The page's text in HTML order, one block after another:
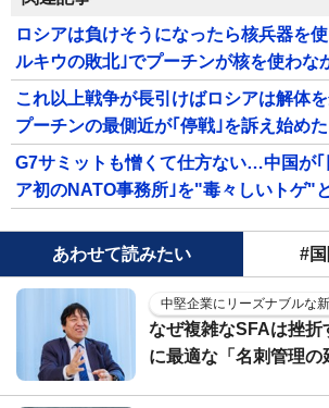
ロシアは負けそうになったら核兵器を
ルキウの敗北｣でプーチンが核を使わな
これ以上戦争が長引けばロシアは解体
プーチンの最側近が｢停戦｣を訴え始め
G7サミットも憎くて仕方ない…中国が｢
ア初のNATO事務所｣を"毒々しいトゲ"
あわせて読みたい #
中堅企業にリーズナブルな
なぜ複雑なSFAは挫折
に最適な「名刺管理